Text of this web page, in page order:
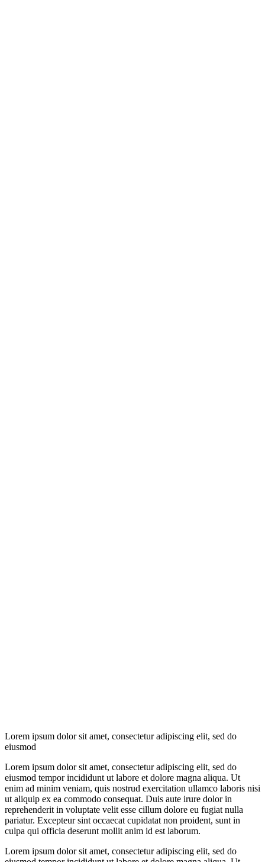
Lorem ipsum dolor sit amet, consectetur adipiscing elit, sed do
eiusmod
Lorem ipsum dolor sit amet, consectetur adipiscing elit, sed do
eiusmod tempor incididunt ut labore et dolore magna aliqua. Ut
enim ad minim veniam, quis nostrud exercitation ullamco laboris nisi
ut aliquip ex ea commodo consequat. Duis aute irure dolor in
reprehenderit in voluptate velit esse cillum dolore eu fugiat nulla
pariatur. Excepteur sint occaecat cupidatat non proident, sunt in
culpa qui officia deserunt mollit anim id est laborum.
Lorem ipsum dolor sit amet, consectetur adipiscing elit, sed do